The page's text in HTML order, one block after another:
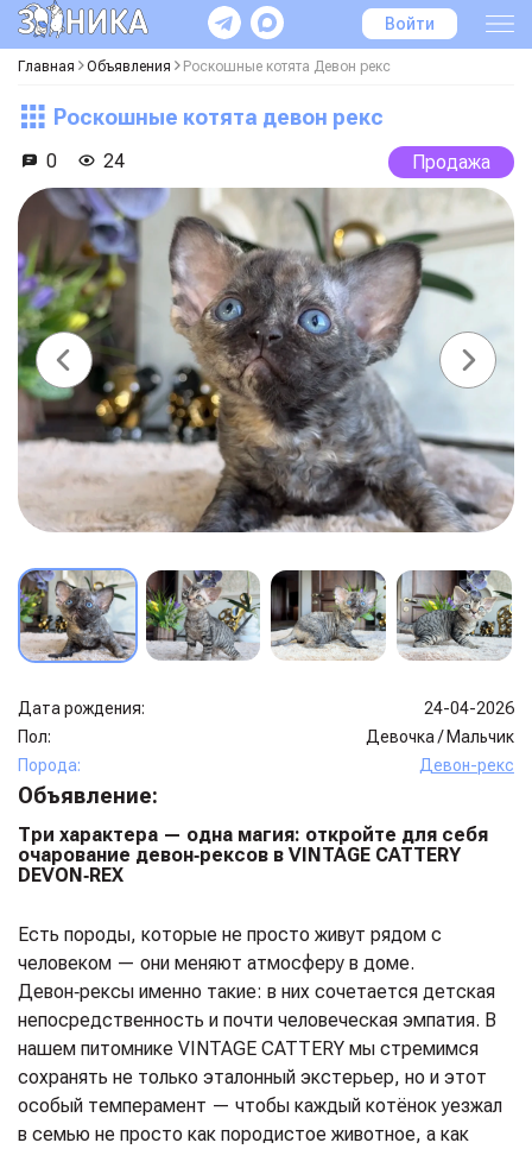
Войти
Главная Объявления Роскошные котята Девон рекс
Роскошные котята девон рекс
0 24 Продажа
Дата рождения:
24-04-2026
Пол:
Девочка / Мальчик
Порода:
Девон-рекс
Объявление:
Три характера — одна магия: откройте для себя
очарование девон‑рексов в VINTAGE CATTERY
DEVON‑REX
Есть породы, которые не просто живут рядом с
человеком — они меняют атмосферу в доме.
Девон‑рексы именно такие: в них сочетается детская
непосредственность и почти человеческая эмпатия. В
нашем питомнике VINTAGE CATTERY мы стремимся
сохранять не только эталонный экстерьер, но и этот
особый темперамент — чтобы каждый котёнок уезжал
в семью не просто как породистое животное, а как